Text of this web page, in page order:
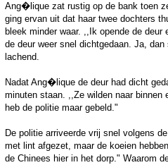
Ang�lique zat rustig op de bank toen
ging ervan uit dat haar twee dochters
bleek minder waar. ,,Ik opende de
de deur weer snel dichtgedaan. Ja,
lachend.
Nadat Ang�lique de deur had dicht
minuten staan. ,,Ze wilden naar
heb de politie maar gebeld."
De politie arriveerde vrij snel volgens
met lint afgezet, maar de koeien
de Chinees hier in het dorp." Waarom